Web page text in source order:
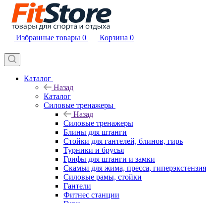
Избранные товары 0 Корзина 0
Каталог
Назад
Каталог
Силовые тренажеры
Назад
Силовые тренажеры
Блины для штанги
Стойки для гантелей, блинов, гирь
Турники и брусья
Грифы для штанги и замки
Скамьи для жима, пресса, гиперэкстензия
Силовые рамы, стойки
Гантели
Фитнес станции